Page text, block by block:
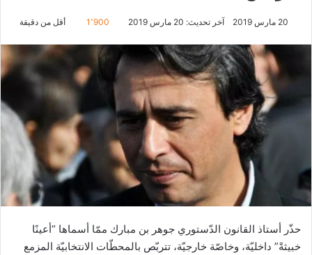
20 مارس 2019 آخر تحديث: 20 مارس 2019 1٬900 أقل من دقيقة
حذّر أستاذ القانون الدّستوري جوهر بن مبارك ممّا أسماها “أعينًا
خبيثةً” داخليّة، وخاصّة خارجيّة، تتربّص بالمحطّات الانتخابيّة المزمع